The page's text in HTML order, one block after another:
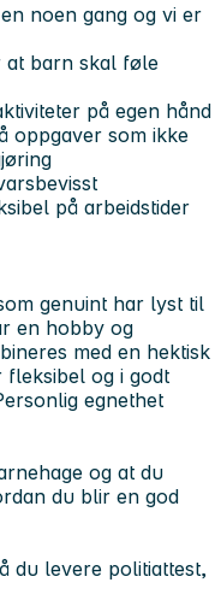
noen gang og vi er
at barn skal føle
på egen hånd
oppgaver som ikke
på arbeidstider
genuint har lyst til
en hobby og
med en hektisk
fleksibel og i godt
egnethet
og at du
du blir en god
du levere politiattest,